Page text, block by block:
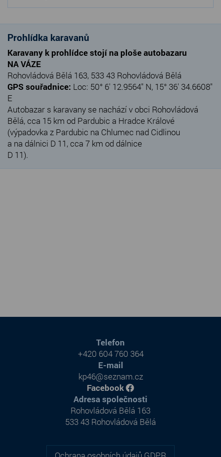
Prohlídka karavanů
Karavany k prohlídce stojí na ploše autobazaru
NA VÁZE
Rohovládová Bělá 163, 533 43 Rohovládová Bělá
GPS souřadnice: Loc: 50° 6' 12.9564" N, 15° 36' 34.6608"
E
Autobazar s karavany se nachází v obci Rohovládová
Bělá, cca 15 km od Pardubic a Hradce Králové
(výpadovka z Pardubic na Chlumec nad Cidlinou
a na dálnici D 11, cca 7 km od dálnice
D 11).
Adresa společnosti
Rohovládová Bělá 163
533 43 Rohovládová Bělá
Telefon
+420 604 760 364
E-mail
kp46@seznam.cz
Facebook